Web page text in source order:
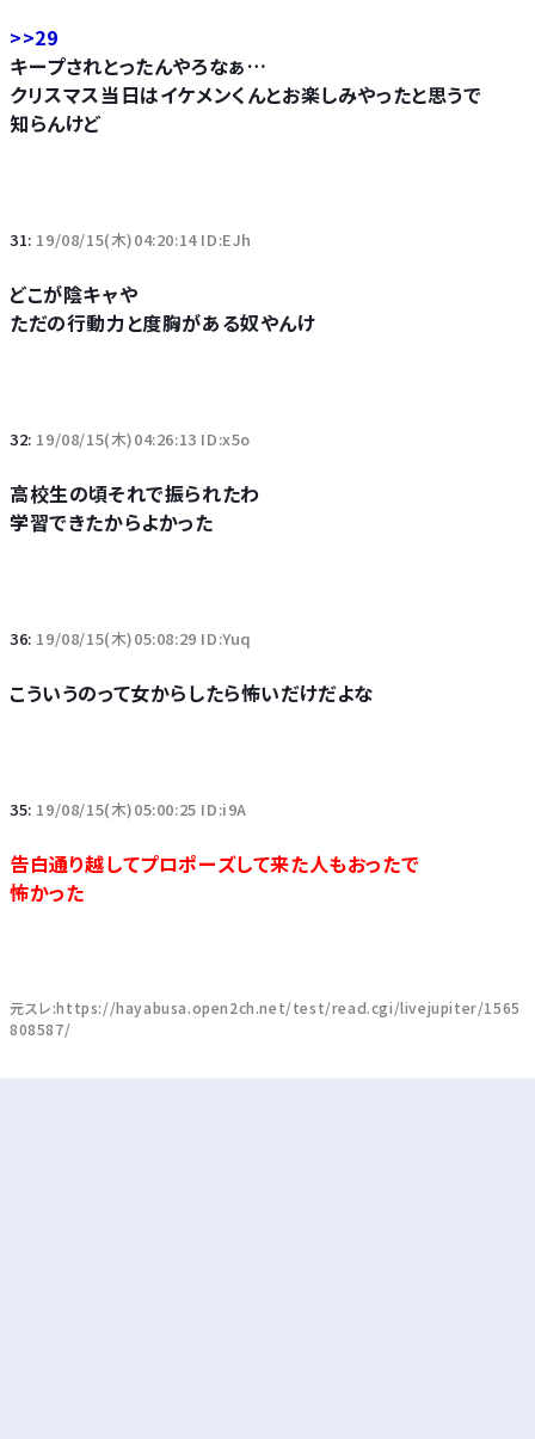
>>29
キープされとったんやろなぁ…
クリスマス当日はイケメンくんとお楽しみやったと思うで
知らんけど
31: 19/08/15(木)04:20:14 ID:EJh
どこが陰キャや
ただの行動力と度胸がある奴やんけ
32: 19/08/15(木)04:26:13 ID:x5o
高校生の頃それで振られたわ
学習できたからよかった
36: 19/08/15(木)05:08:29 ID:Yuq
こういうのって女からしたら怖いだけだよな
35: 19/08/15(木)05:00:25 ID:i9A
告白通り越してプロポーズして来た人もおったで
怖かった
元スレ:https://hayabusa.open2ch.net/test/read.cgi/livejupiter/1565
808587/